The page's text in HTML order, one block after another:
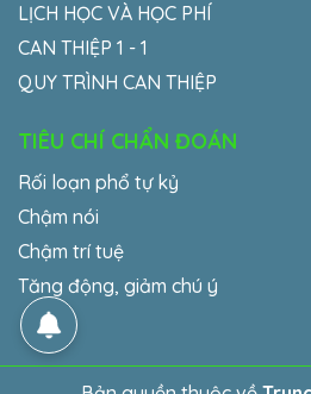
LỊCH HỌC VÀ HỌC PHÍ
CAN THIỆP 1 - 1
QUY TRÌNH CAN THIỆP
TIÊU CHÍ CHẨN ĐOÁN
Rối loạn phổ tự kỷ
Chậm nói
Chậm trí tuệ
Tăng động, giảm chú ý